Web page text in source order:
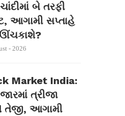
બે તરફી
આગામી સપ્તાહે
- 2026
Market India:
ત્રીજા
તેજી, આગામી